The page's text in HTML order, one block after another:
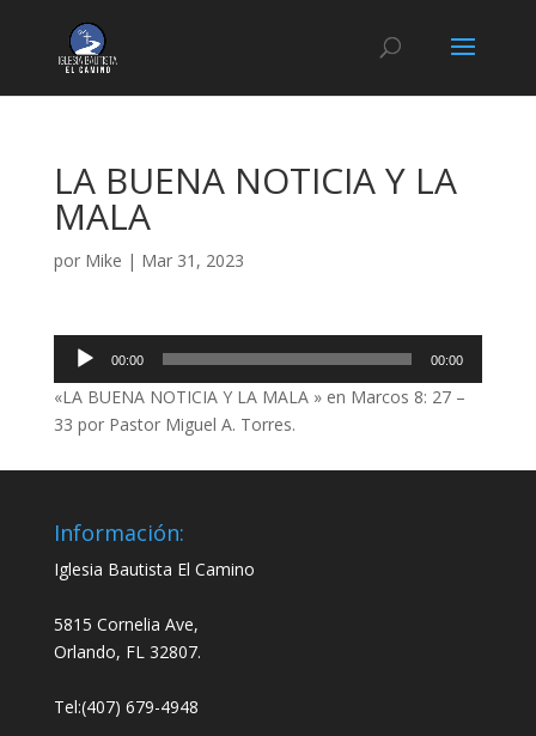
LA BUENA NOTICIA Y LA
MALA
por Mike | Mar 31, 2023
Reproductor
audio
00:00 00:00
«LA BUENA NOTICIA Y LA MALA » en Marcos 8: 27 –
33 por Pastor Miguel A. Torres.
Información:
Iglesia Bautista El Camino
5815 Cornelia Ave,
Orlando, FL 32807.
Tel:(407) 679-4948